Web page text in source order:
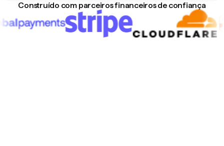
Construído com parceiros financeiros de confiança